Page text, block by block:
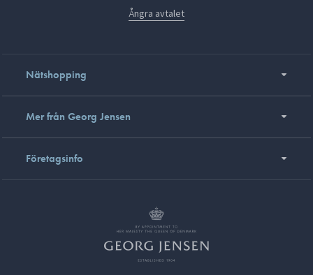
Ångra avtalet
Nätshopping
Mer från Georg Jensen
Företagsinfo